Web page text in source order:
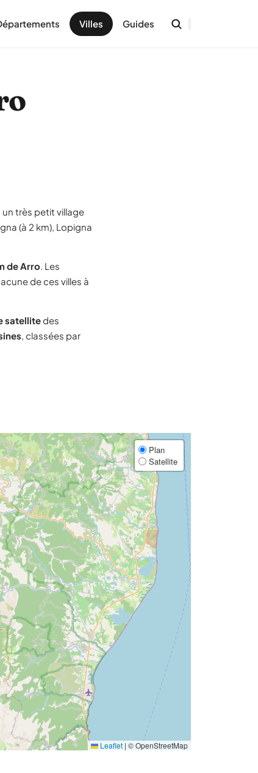
Villes Guides
très petit village
(à 2 km), Lopigna
de Arro. Les
de ces villes à
satellitedes
, classées par
Plan
Satellite
Leaflet | © OpenStreetMap